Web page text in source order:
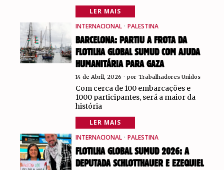
LER MAIS
INTERNACIONAL · PALESTINA
BARCELONA: PARTIU A FROTA DA
FLOTILHA GLOBAL SUMUD COM AJUDA
HUMANITÁRIA PARA GAZA
14 de Abril, 2026 por Trabalhadores Unidos
Com cerca de 100 embarcações e
1000 participantes, será a maior da
história
LER MAIS
INTERNACIONAL · PALESTINA
FLOTILHA GLOBAL SUMUD 2026: A
DEPUTADA SCHLOTTHAUER E EZEQUIEL